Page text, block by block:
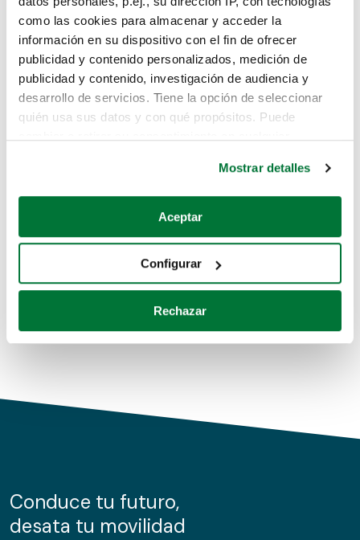
como las cookies para almacenar y acceder la
información en su dispositivo con el fin de ofrecer
publicidad y contenido personalizados, medición de
publicidad y contenido, investigación de audiencia y
desarrollo de servicios. Tiene la opción de seleccionar
quién usa sus datos y con qué propósitos. Puede
Si lo permite, también quisiéramos:
Recopilar información sobre su ubicación geográfica
Identificar su dispositivo analizándolo activamente
para buscar características específicas (huellas
Obtenga más información sobre cómo se procesan sus
de cookies.
información sobre el uso que haga del sitio web con
nuestros partners de redes sociales, publicidad y análisis
Mostrar detalles
Aceptar
Configurar
Rechazar
Lo sentimos, no sabemos como
te hemos traido hasta aquí.
Pero puedes encontrar el coche que estás
buscando en alguno de estos enlaces:
Coches de segunda mano
Coches de km0
Conduce tu futuro,
desata tu movilidad